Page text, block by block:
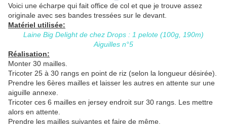
Voici une écharpe qui fait office de col et que je trouve assez
originale avec ses bandes tressées sur le devant.
Matériel utilisée:
Laine Big Delight de chez Drops : 1 pelote (100g, 190m)
Aiguilles n°5
Réalisation:
Monter 30 mailles.
Tricoter 25 à 30 rangs en point de riz (selon la longueur désirée).
Prendre les 6ères mailles et laisser les autres en attente sur une
aiguille annexe.
Tricoter ces 6 mailles en jersey endroit sur 30 rangs. Les mettre
alors en attente.
Prendre les mailles suivantes et faire de même.